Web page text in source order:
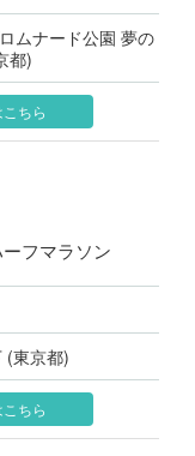
ムナード公園 夢の
都)
ちら
フマラソン
(東京都)
ちら